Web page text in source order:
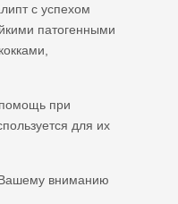
с успехом
патогенными
при
для их
Вашему вниманию